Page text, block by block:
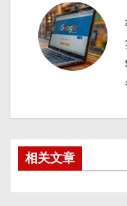
相关文章